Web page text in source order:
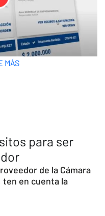
MÁS
para ser
de la Cámara
ten en cuenta la